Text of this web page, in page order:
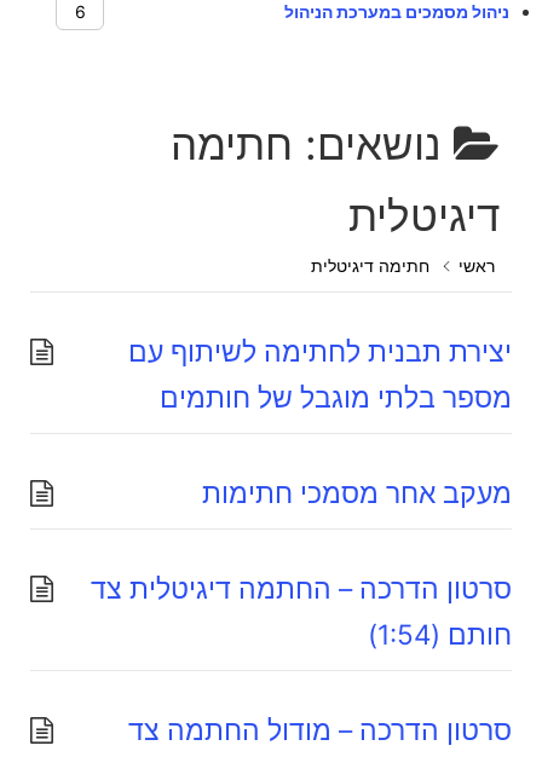
ניהול מסמכים במערכת הניהול 6
נושאים: חתימה
דיגיטלית
ראשי חתימה דיגיטלית
יצירת תבנית לחתימה לשיתוף עם
מספר בלתי מוגבל של חותמים
מעקב אחר מסמכי חתימות
סרטון הדרכה – החתמה דיגיטלית צד
חותם (1:54)
סרטון הדרכה – מודול החתמה צד